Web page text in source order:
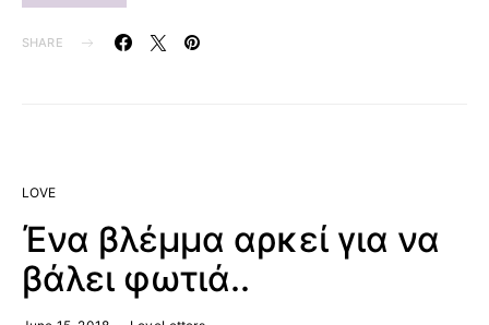
SHARE
LOVE
Ένα βλέμμα αρκεί για να
βάλει φωτιά..